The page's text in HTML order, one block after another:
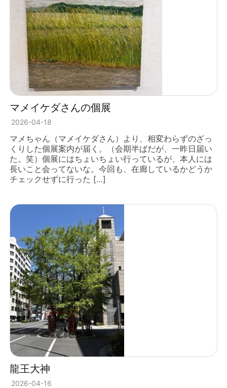
マメイケダさんの個展
2026-04-18
マメちゃん（マメイケダさん）より、相変わらずのざっ
くりした個展案内が届く。（会期半ばだが、一昨日届い
た。笑）個展にはちょいちょい行っているが、本人には
長いこと会ってないな。今回も、在廊しているかどうか
チェックせずに行った […]
龍王大神
2026-04-16